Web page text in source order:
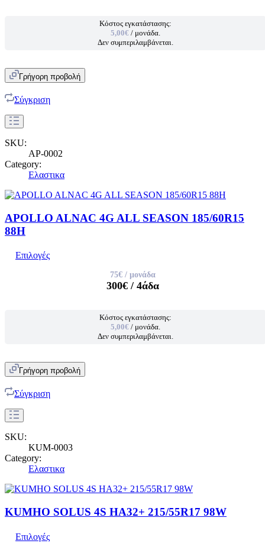
Κόστος εγκατάστασης:
5,00€ / μονάδα.
Δεν συμπεριλαμβάνεται.
Γρήγορη προβολή
Σύγκριση
SKU:
AP-0002
Category:
Ελαστικα
APOLLO ALNAC 4G ALL SEASON 185/60R15
88H
Επιλογές
75€/ μονάδα
300€/ 4άδα
Κόστος εγκατάστασης:
5,00€ / μονάδα.
Δεν συμπεριλαμβάνεται.
Γρήγορη προβολή
Σύγκριση
SKU:
KUM-0003
Category:
Ελαστικα
KUMHO SOLUS 4S HA32+ 215/55R17 98W
Επιλογές